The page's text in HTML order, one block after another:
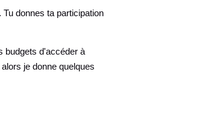
donnes ta participation
budgets d'accéder à
je donne quelques